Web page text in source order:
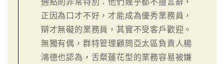
通點則非常特別：他們幾乎都不擅言辭，
正因為口才不好，才能成為優秀業務員，
辯才無礙的業務員，其實不受客戶歡迎。
無獨有偶，群特管理顧問亞太區負責人楊
鴻德也認為，舌粲蓮花型的業務容易被嫌